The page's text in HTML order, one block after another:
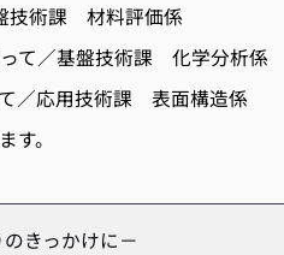
技術課 材料評価係
て／基盤技術課 化学分析係
／応用技術課 表面構造係
。
きっかけに－